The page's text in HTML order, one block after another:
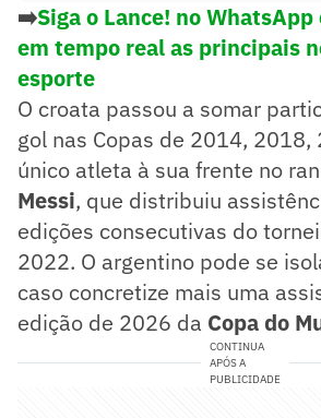
➡️Siga o Lance! no
em tempo real as principais
esporte
O croata passou a somar
gol nas Copas de 2014, 2018,
único atleta à sua frente no
Messi, que distribuiu
edições consecutivas do
2022. O argentino pode se
caso concretize mais uma
edição de 2026 da Copa do
CONTINUA
APÓS A
PUBLICIDADE